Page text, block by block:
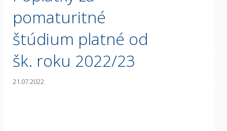
pomaturitné
štúdium platné od
šk. roku 2022/23
21.07.2022